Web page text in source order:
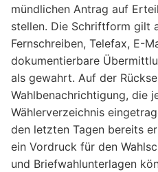
mündlichen Antrag auf
stellen. Die Schriftform gilt
Fernschreiben, Telefax, E-
dokumentierbare
als gewahrt. Auf der
Wahlbenachrichtigung, die
Wählerverzeichnis
den letzten Tagen bereits
ein Vordruck für den
und Briefwahlunterlagen